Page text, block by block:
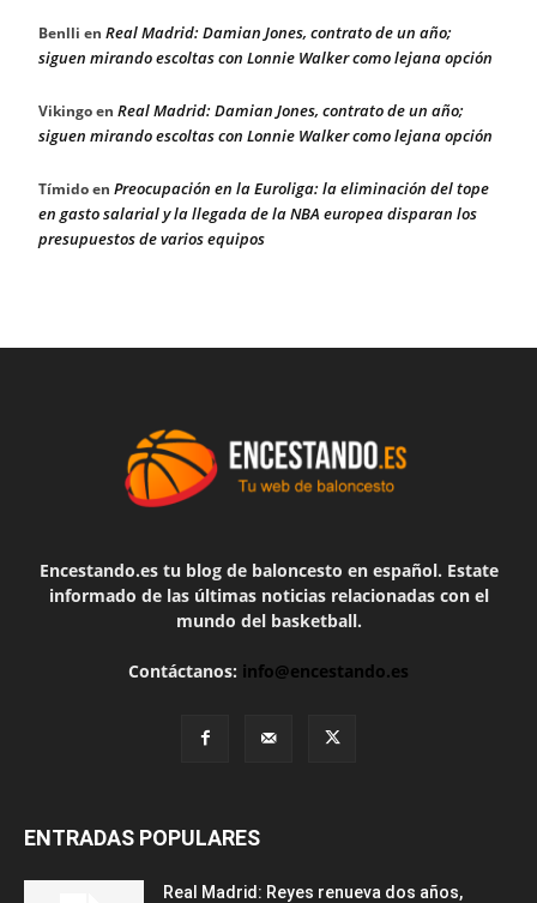
Benlli en Real Madrid: Damian Jones, contrato de un año;
siguen mirando escoltas con Lonnie Walker como lejana opción
Vikingoen Real Madrid: Damian Jones, contrato de un año;
siguen mirando escoltas con Lonnie Walker como lejana opción
Tímidoen Preocupación en la Euroliga: la eliminación del tope
en gasto salarial y la llegada de la NBA europea disparan los
presupuestos de varios equipos
Encestando.es tu blog de baloncesto en español. Estate
informado de las últimas noticias relacionadas con el
mundo del basketball.
Contáctanos: info@encestando.es
ENTRADAS POPULARES
Real Madrid: Reyes renueva dos años,